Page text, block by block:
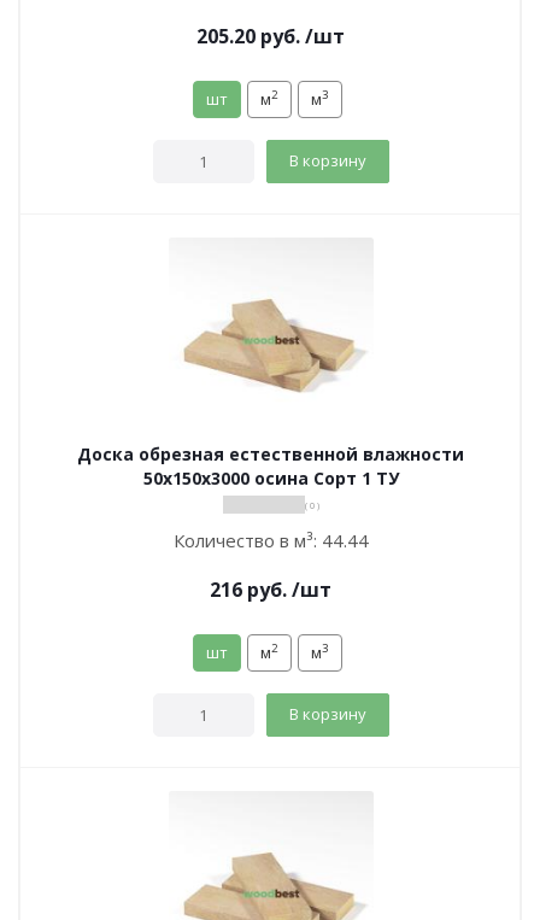
205.20 руб./шт
шт м2 м3
В корзину
Доска обрезная естественной влажности
50х150х3000 осина Сорт 1 ТУ
( 0 )
Количество в м³: 44.44
216 руб./шт
шт м2 м3
В корзину